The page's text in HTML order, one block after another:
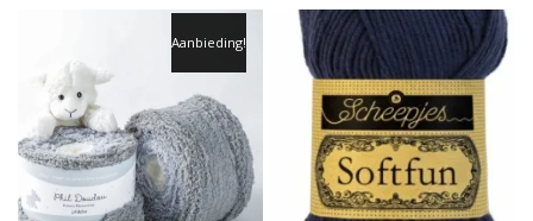
Aanbieding!